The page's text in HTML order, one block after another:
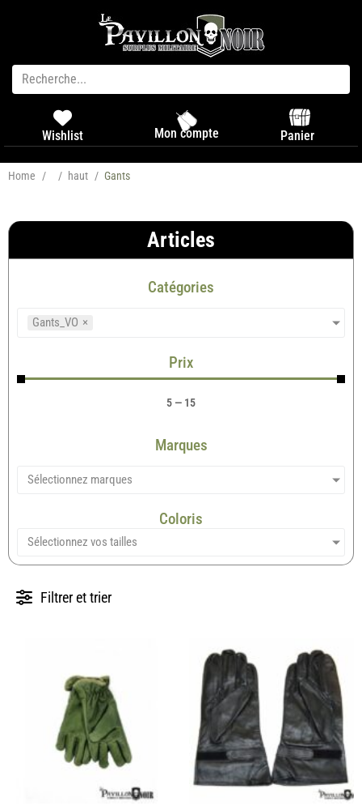
Wishlist Mon compte Panier
Home / / haut / Gants
Articles
Catégories
Gants_VO ×
Prix
5 — 15
Marques
Sélectionnez marques
Coloris
Sélectionnez vos tailles
Filtrer et trier